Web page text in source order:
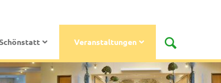
Veranstaltungen